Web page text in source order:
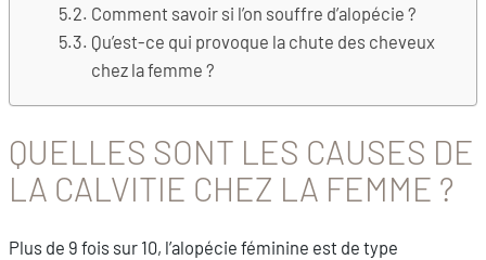
Comment savoir si l’on souffre d’alopécie ?
Qu’est-ce qui provoque la chute des cheveux
chez la femme ?
QUELLES SONT LES CAUSES DE
LA CALVITIE CHEZ LA FEMME ?
Plus de 9 fois sur 10, l’alopécie féminine est de type